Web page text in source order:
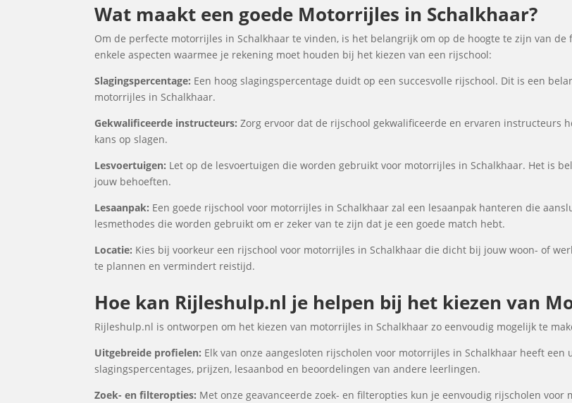
Wat maakt een goede Motorrijles in Schalkhaar?
Om de perfecte motorrijles in Schalkhaar te vinden, is het belangrijk om op de hoogte te zijn van
enkele aspecten waarmee je rekening moet houden bij het kiezen van een rijschool:
Slagingspercentage: Een hoog slagingspercentage duidt op een succesvolle rijschool. Dit is een
motorrijles in Schalkhaar.
Gekwalificeerde instructeurs: Zorg ervoor dat de rijschool gekwalificeerde en ervaren instructeurs
kans op slagen.
Lesvoertuigen: Let op de lesvoertuigen die worden gebruikt voor motorrijles in Schalkhaar. Het is
jouw behoeften.
Lesaanpak: Een goede rijschool voor motorrijles in Schalkhaar zal een lesaanpak hanteren die
lesmethodes die worden gebruikt om er zeker van te zijn dat je een goede match hebt.
Locatie: Kies bij voorkeur een rijschool voor motorrijles in Schalkhaar die dicht bij jouw woon- of
te plannen en vermindert reistijd.
Hoe kan Rijleshulp.nl je helpen bij het kiezen van
Rijleshulp.nl is ontworpen om het kiezen van motorrijles in Schalkhaar zo eenvoudig mogelijk te
Uitgebreide profielen: Elk van onze aangesloten rijscholen voor motorrijles in Schalkhaar heeft
slagingspercentages, prijzen, lesaanbod en beoordelingen van andere leerlingen.
Zoek- en filteropties: Met onze geavanceerde zoek- en filteropties kun je eenvoudig rijscholen